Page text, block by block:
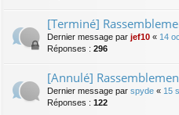
[Terminé]
Dernier message par jef10 « 14
Réponses : 296
[Annulé]
Dernier message par spyde « 15
Réponses : 122